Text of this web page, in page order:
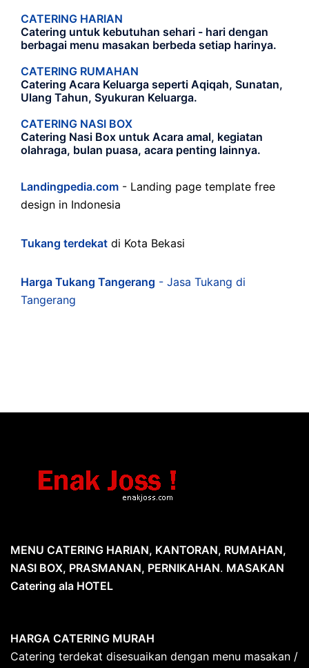
CATERING HARIAN
Catering untuk kebutuhan sehari - hari dengan
berbagai menu masakan berbeda setiap harinya.
CATERING RUMAHAN
Catering Acara Keluarga seperti Aqiqah, Sunatan,
Ulang Tahun, Syukuran Keluarga.
CATERING NASI BOX
Catering Nasi Box untuk Acara amal, kegiatan
olahraga, bulan puasa, acara penting lainnya.
Landingpedia.com - Landing page template free
design in Indonesia
Tukang terdekat di Kota Bekasi
Harga Tukang Tangerang - Jasa Tukang di
Tangerang
MENU CATERING HARIAN, KANTORAN, RUMAHAN,
NASI BOX, PRASMANAN, PERNIKAHAN. MASAKAN
Catering ala HOTEL
HARGA CATERING MURAH
Catering terdekat disesuaikan dengan menu masakan /